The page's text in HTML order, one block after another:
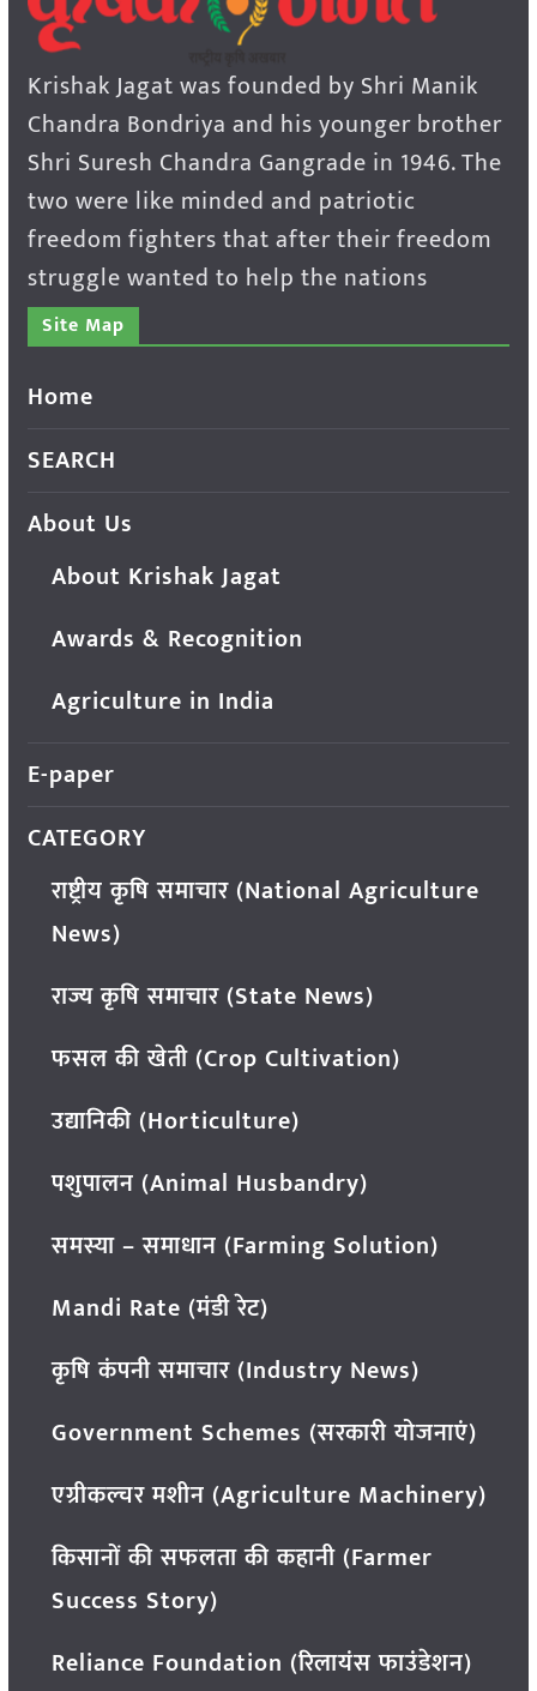
Krishak Jagat was founded by Shri Manik
Chandra Bondriya and his younger brother
Shri Suresh Chandra Gangrade in 1946. The
two were like minded and patriotic
freedom fighters that after their freedom
struggle wanted to help the nations
Site Map
Home
SEARCH
About Us
About Krishak Jagat
Awards & Recognition
Agriculture in India
E-paper
CATEGORY
राष्ट्रीय कृषि समाचार (National Agriculture
News)
राज्य कृषि समाचार (State News)
फसल की खेती (Crop Cultivation)
उद्यानिकी (Horticulture)
पशुपालन (Animal Husbandry)
समस्या – समाधान (Farming Solution)
Mandi Rate (मंडी रेट)
कृषि कंपनी समाचार (Industry News)
Government Schemes (सरकारी योजनाएं)
एग्रीकल्चर मशीन (Agriculture Machinery)
किसानों की सफलता की कहानी (Farmer
Success Story)
Reliance Foundation (रिलायंस फाउंडेशन)